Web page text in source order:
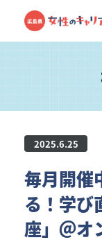
2025.6.25
毎月開催
る！学び
座」＠オ